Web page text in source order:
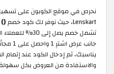
نحرص في موقع الكوبون على
Lenskart، حيث نوفر لك كود خصم
()
جانب
يناسبك، ثم إدخال الكود عند
والاستفادة من العروض بكل